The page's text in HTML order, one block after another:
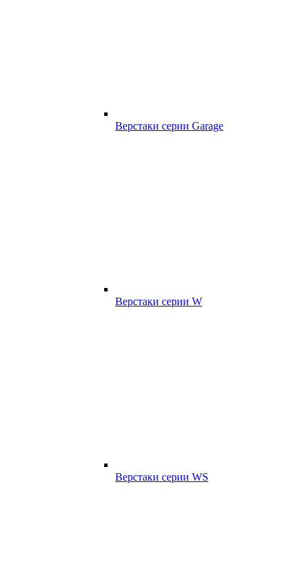
Верстаки серии Garage
Верстаки серии W
Верстаки серии WS